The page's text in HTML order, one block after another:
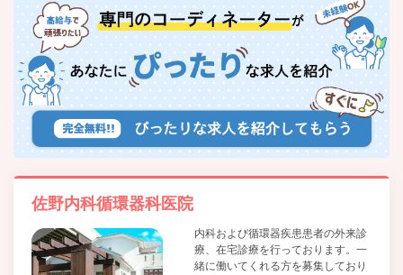
佐野内科循環器科医院
内科および循環器疾患患者の外来診
療、在宅診療を行っております。一
緒に働いてくれる方を募集しており